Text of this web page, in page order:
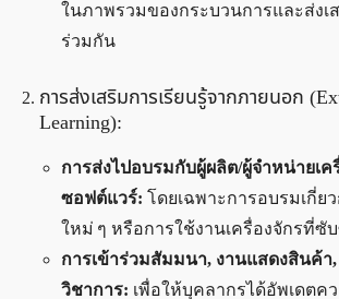
ในภาพรวมของกระบวนการและส่งเ
ร่วมกัน
การส่งเสริมการเรียนรู้จากภายนอก
Learning):
การส่งไปอบรมกับผู้ผลิต/ผู้จำหน่ายเค
ซอฟต์แวร์: โดยเฉพาะการอบรมเกี่ย
ใหม่ ๆ หรือการใช้งานเครื่องจักรที่ซั
การเข้าร่วมสัมมนา, งานแสดงสินค้า
วิชาการ: เพื่อให้บุคลากรได้อัพเดตค